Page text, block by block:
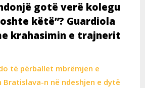
gotë verë kolegu
këtë”? Guardiola
krahasimin e trajnerit
të përballet mbrëmjen e
Bratislava-n në ndeshjen e dytë